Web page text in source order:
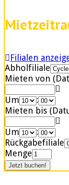
Filialen
Abholfiliale
Mieten von
Um
:
Mieten bis
Um
:
Rückgabefiliale
Menge